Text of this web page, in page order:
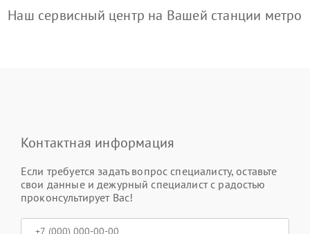
Наш сервисный центр на Вашей станции метро
Контактная информация
Если требуется задать вопрос специалисту, оставьте
свои данные и дежурный специалист с радостью
проконсультирует Вас!